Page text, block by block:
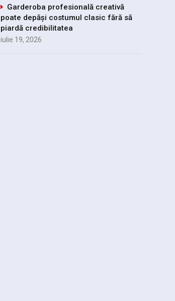
Garderoba profesională creativă
poate depăși costumul clasic fără să
piardă credibilitatea
iulie 19, 2026